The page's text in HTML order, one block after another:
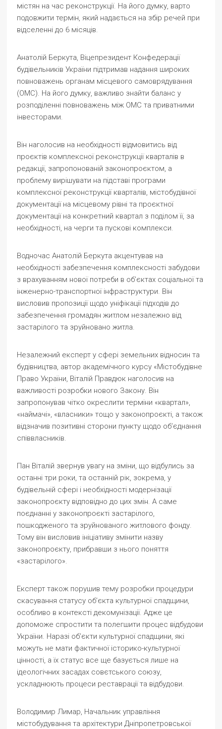
містян на час реконструкції. На його думку, варто
подовжити термін, який надається на збір речей при
відселенні до 6 місяців.
Анатолій Беркута, Віцепрезидент Конфедерації
будівельників України підтримав надання широких
повноважень органам місцевого самоврядування
(ОМС). На його думку, важливо знайти баланс у
розподіленні повноважень між ОМС та приватними
інвесторами.
Він наголосив на необхідності відмовитись від
проєктів комплексної реконструкції кварталів в
редакції, запропонованій законопроєктом, а
проблему вирішувати на підставі програми
комплексної реконструкції кварталів, містобудівної
документації на місцевому рівні та проєктної
документації на конкретний квартал з поділом її, за
необхідності, на черги та пускові комплекси.
Водночас Анатолій Беркута акцентував на
необхідності забезпечення комплексності забудови
з врахуванням нової потреби в об’єктах соціальної та
інженерно-транспортної інфраструктури. Він
висловив пропозиції щодо уніфікації підходів до
забезпечення громадян житлом незалежно від
застарілого та зруйновано житла.
Незалежний експерт у сфері земельних відносин та
будівництва, автор академічного курсу «Містобудівне
Право України, Віталій Правдюк наголосив на
важливості розробки нового Закону. Він
запропонував чітко окреслити терміни «квартал»,
«наймачі», «власники» тощо у законопроєкті, а також
відзначив позитивні сторони пункту щодо об’єднання
співвласників.
Пан Віталій звернув увагу на зміни, що відбулись за
останні три роки, та останній рік, зокрема, у
будівельній сфері і необхідності модернізації
законопроєкту відповідно до цих змін. А саме
поєднанні у законопроєкті застарілого,
пошкодженого та зруйнованого житлового фонду.
Тому він висловив ініціативу змінити назву
законопроєкту, прибравши з нього поняття
«застарілого».
Експерт також порушив тему розробки процедури
скасування статусу об’єкта культурної спадщини,
особливо в контексті декомунізації. Адже це
допоможе спростити та полегшити процес відбудови
України. Наразі об’єкти культурної спадщини, які
можуть не мати фактичної історико-культурної
цінності, а їх статус все ще базується лише на
ідеологічних засадах совєтського союзу,
ускладнюють процеси реставрації та відбудови.
Володимир Лимар, Начальник управління
містобудування та архітектури Дніпропетровської